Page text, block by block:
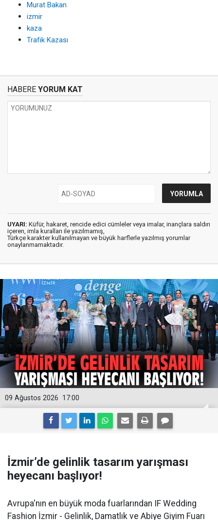
Murat Bakan
izmir
kaza
Trafik Kazası
HABERE YORUM KAT
UYARI: Küfür, hakaret, rencide edici cümleler veya imalar, inançlara saldırı
içeren, imla kuralları ile yazılmamış,
Türkçe karakter kullanılmayan ve büyük harflerle yazılmış yorumlar
onaylanmamaktadır.
17:00
09 Ağustos 2026
İzmir’de gelinlik tasarım yarışması
heyecanı başlıyor!
Avrupa'nın en büyük moda fuarlarından IF Wedding
Fashion İzmir - Gelinlik, Damatlık ve Abiye Giyim Fuarı